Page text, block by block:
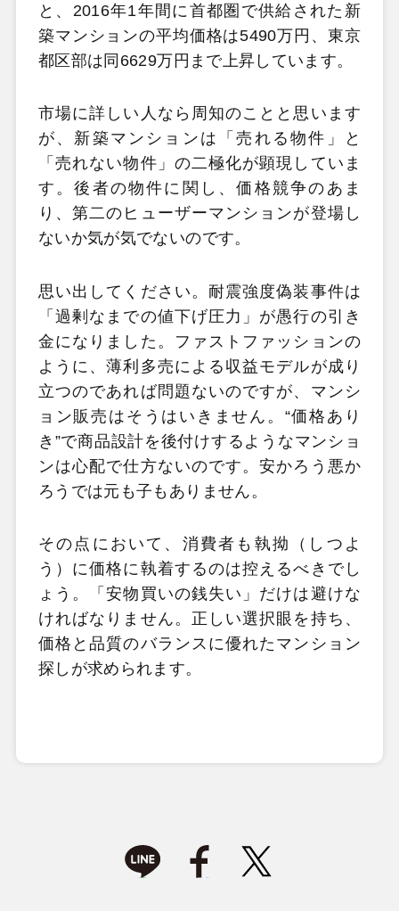
と、2016年1年間に首都圏で供給された新
築マンションの平均価格は5490万円、東京
都区部は同6629万円まで上昇しています。
市場に詳しい人なら周知のことと思います
が、新築マンションは「売れる物件」と
「売れない物件」の二極化が顕現していま
す。後者の物件に関し、価格競争のあま
り、第二のヒューザーマンションが登場し
ないか気が気でないのです。
思い出してください。耐震強度偽装事件は
「過剰なまでの値下げ圧力」が愚行の引き
金になりました。ファストファッションの
ように、薄利多売による収益モデルが成り
立つのであれば問題ないのですが、マンシ
ョン販売はそうはいきません。“価格あり
き”で商品設計を後付けするようなマンショ
ンは心配で仕方ないのです。安かろう悪か
ろうでは元も子もありません。
その点において、消費者も執拗（しつよ
う）に価格に執着するのは控えるべきでし
ょう。「安物買いの銭失い」だけは避けな
ければなりません。正しい選択眼を持ち、
価格と品質のバランスに優れたマンション
探しが求められます。